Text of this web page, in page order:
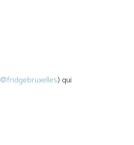
@fridgebruxelles) qui